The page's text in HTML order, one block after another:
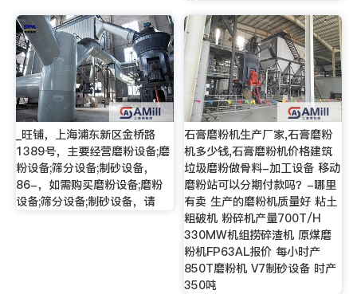
_旺铺，上海浦东新区金桥路
1389号，主要经营磨粉设备;磨
粉设备;筛分设备;制砂设备，
86-，如需购买磨粉设备;磨粉
设备;筛分设备;制砂设备，请
石膏磨粉机生产厂家,石膏磨粉
机多少钱,石膏磨粉机价格建筑
垃圾磨粉做骨料-加工设备 移动
磨粉站可以分期付款吗？-哪里
有卖 生产的磨粉机质量好 粘土
粗破机 粉碎机产量700T/H
330MW机组捞碎渣机 原煤磨
粉机FP63AL报价 每小时产
850T磨粉机 V7制砂设备 时产
350吨